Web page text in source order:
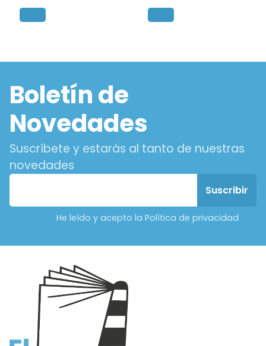
Boletín de
Novedades
Suscríbete y estarás al tanto de nuestras
novedades
He leído y acepto la Política de privacidad